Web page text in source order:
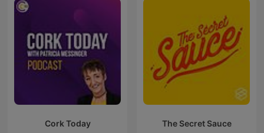
Cork Today The Secret Sauce